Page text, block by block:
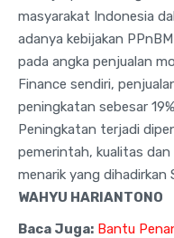
masyarakat Indonesia
adanya kebijakan
pada angka penjualan
Finance sendiri,
peningkatan sebesar
Peningkatan terjadi
pemerintah, kualitas
menarik yang dihadirkan
WAHYU HARIANTONO
Baca Juga: Bantu